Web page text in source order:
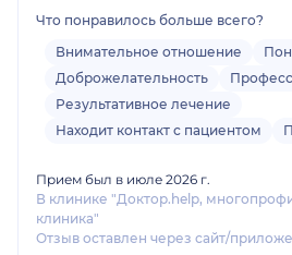
Что понравилось больше всего?
Внимательное отношение
Доброжелательность
Результативное лечение
Находит контакт с пациентом
Прием был в июле 2026 г.
В клинике "Доктор.help,
клиника"
Отзыв оставлен через сайт/